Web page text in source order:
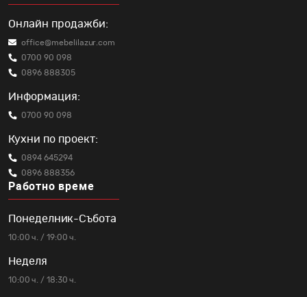
Онлайн продажби:
office@mebelilazur.com
0700 90 098
0896 888305
Информация:
0700 90 098
Кухни по проект:
0894 645294
0896 888356
Работно време
Понеделник-Събота
10:00 ч. / 19:00 ч.
Неделя
10:00 ч. / 18:30 ч.